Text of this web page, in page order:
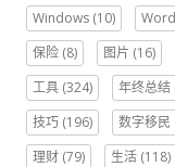
Windows (10)
保险 (8) 图片 (16)
工具 (324) 年终总结
技巧 (196) 数字移民
理财 (79) 生活 (118)